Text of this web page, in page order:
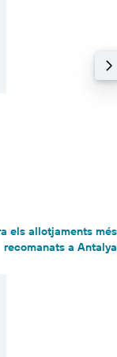
els allotjaments més
recomanats a Antalya